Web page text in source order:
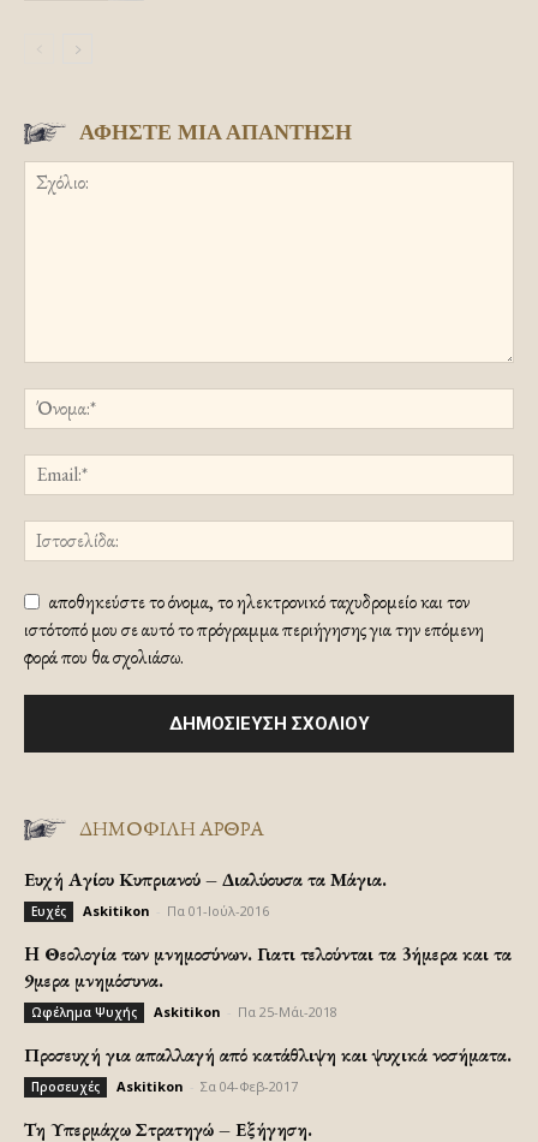
ΑΦΗΣΤΕ ΜΙΑ ΑΠΑΝΤΗΣΗ
αποθηκεύστε το όνομα, το ηλεκτρονικό ταχυδρομείο και τον
ιστότοπό μου σε αυτό το πρόγραμμα περιήγησης για την επόμενη
φορά που θα σχολιάσω.
ΔΗΜΟΦΙΛΗ ΑΡΘΡΑ
Ευχή Αγίου Κυπριανού – Διαλύουσα τα Μάγια.
Ευχές Askitikon Πα 01-Ιούλ-2016
H Θεολογία των μνημοσύνων. Γιατι τελούνται τα 3ήμερα και τα
9μερα μνημόσυνα.
Ωφέλημα Ψυχής Askitikon Πα 25-Μάι-2018
Προσευχή για απαλλαγή από κατάθλιψη και ψυχικά νοσήματα.
Προσευχές Askitikon Σα 04-Φεβ-2017
Τη Υπερμάχω Στρατηγώ – Εξήγηση.